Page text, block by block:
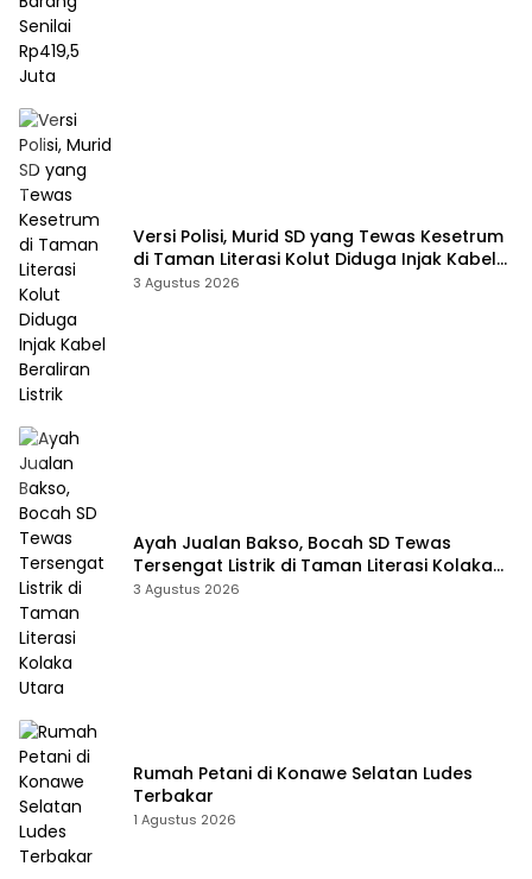
Versi Polisi, Murid SD yang Tewas Kesetrum
di Taman Literasi Kolut Diduga Injak Kabel
Beraliran Listrik
3 Agustus 2026
Ayah Jualan Bakso, Bocah SD Tewas
Tersengat Listrik di Taman Literasi Kolaka
Utara
3 Agustus 2026
Rumah Petani di Konawe Selatan Ludes
Terbakar
1 Agustus 2026